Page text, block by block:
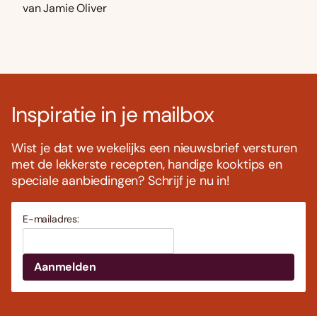
van Jamie Oliver
Inspiratie in je mailbox
Wist je dat we wekelijks een nieuwsbrief versturen
met de lekkerste recepten, handige kooktips en
speciale aanbiedingen? Schrijf je nu in!
E-mailadres: